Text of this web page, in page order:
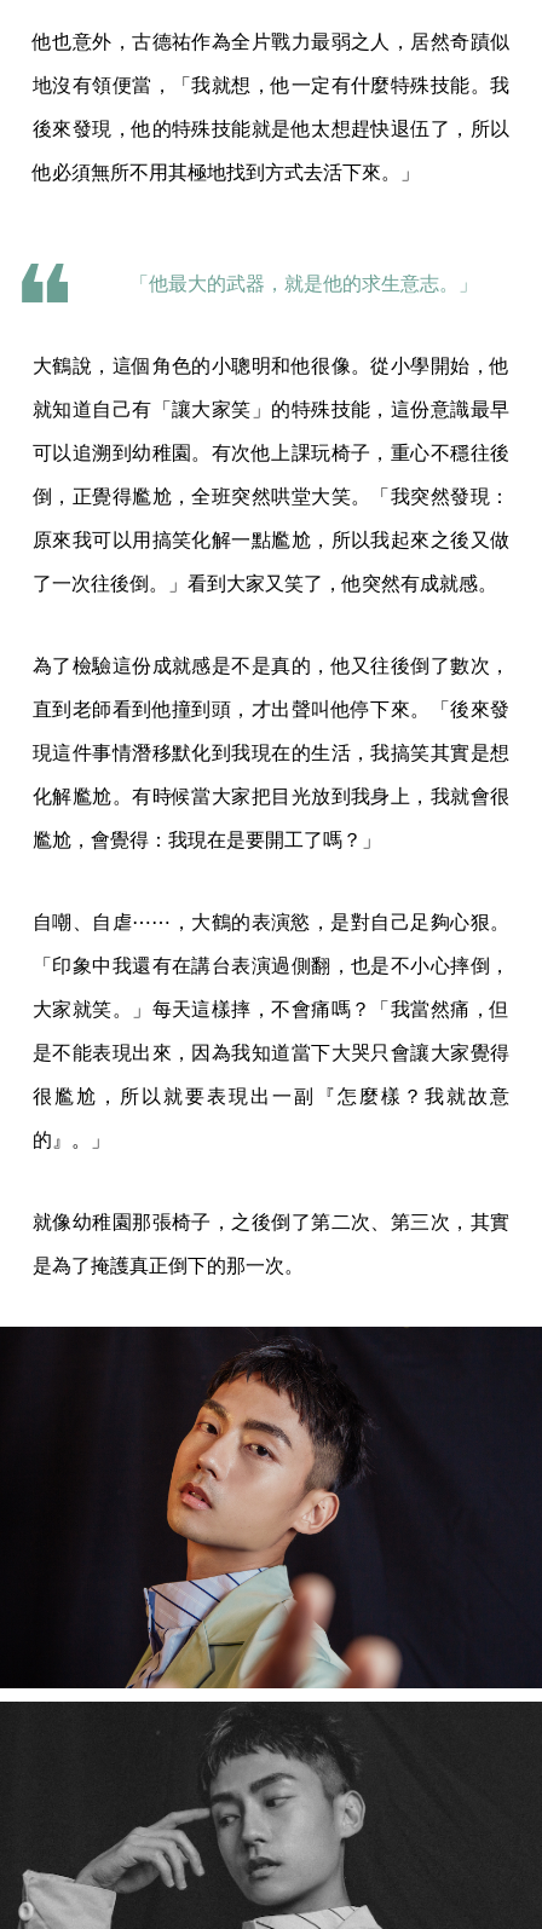
他也意外，古德祐作為全片戰力最弱之人，居然奇蹟似
地沒有領便當，「我就想，他一定有什麼特殊技能。我
後來發現，他的特殊技能就是他太想趕快退伍了，所以
他必須無所不用其極地找到方式去活下來。」
「他最大的武器，就是他的求生意志。」
大鶴說，這個角色的小聰明和他很像。從小學開始，他
就知道自己有「讓大家笑」的特殊技能，這份意識最早
可以追溯到幼稚園。有次他上課玩椅子，重心不穩往後
倒，正覺得尷尬，全班突然哄堂大笑。「我突然發現：
原來我可以用搞笑化解一點尷尬，所以我起來之後又做
了一次往後倒。」看到大家又笑了，他突然有成就感。
為了檢驗這份成就感是不是真的，他又往後倒了數次，
直到老師看到他撞到頭，才出聲叫他停下來。「後來發
現這件事情潛移默化到我現在的生活，我搞笑其實是想
化解尷尬。有時候當大家把目光放到我身上，我就會很
尷尬，會覺得：我現在是要開工了嗎？」
自嘲、自虐⋯⋯，大鶴的表演慾，是對自己足夠心狠。
「印象中我還有在講台表演過側翻，也是不小心摔倒，
大家就笑。」每天這樣摔，不會痛嗎？「我當然痛，但
是不能表現出來，因為我知道當下大哭只會讓大家覺得
很尷尬，所以就要表現出一副『怎麼樣？我就故意
的』。」
就像幼稚園那張椅子，之後倒了第二次、第三次，其實
是為了掩護真正倒下的那一次。